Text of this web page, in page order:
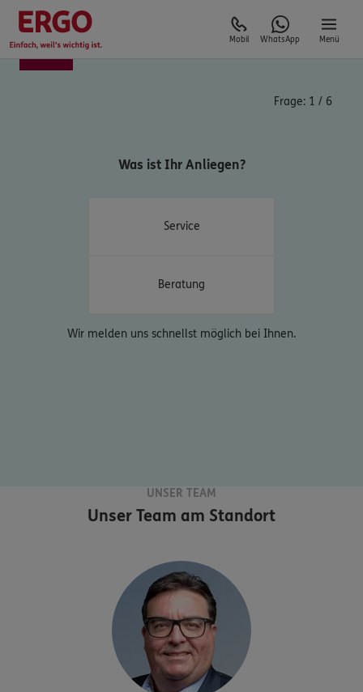
Mobil WhatsApp Menü
Frage: 1 / 6
Was ist Ihr Anliegen?
Service
Beratung
Wir melden uns schnellst möglich bei Ihnen.
UNSER TEAM
Unser Team am Standort